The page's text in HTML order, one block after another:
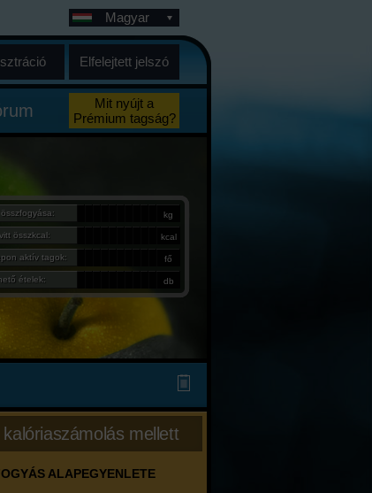
Magyar
Elfelejtett jelszó
Mit nyújt a
Prémium tagság?
kg
összkcal: kcal
aktív tagok: fő
ételek: db
mellett
ALAPEGYENLETE